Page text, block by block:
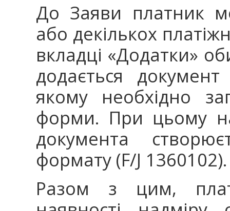
До Заяви платник
або декількох
вкладці «Додатки»
додається
якому необхідно
форми. При цьому
документа
формату (F/J 1360102).
Разом з цим,